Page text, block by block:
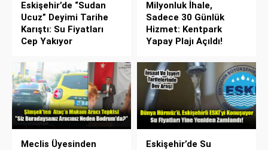
Eskişehir’de “Sudan
Ucuz” Deyimi Tarihe
Karıştı: Su Fiyatları
Cep Yakıyor
Milyonluk İhale,
Sadece 30 Günlük
Hizmet: Kentpark
Yapay Plajı Açıldı!
Meclis Üyesinden
Eskişehir’de Su